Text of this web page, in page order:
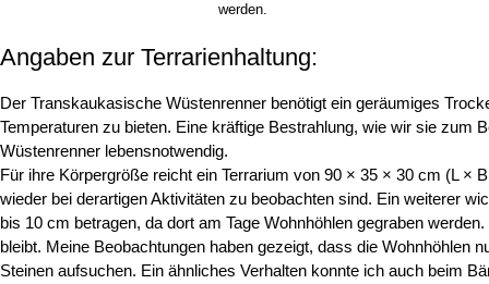
werden.
Angaben zur Terrarienhaltung:
Der Transkaukasische Wüstenrenner benötigt ein geräumiges
Temperaturen zu bieten. Eine kräftige Bestrahlung, wie wir sie zum
Wüstenrenner lebensnotwendig.
Für ihre Körpergröße reicht ein Terrarium von 90 × 35 × 30 cm (L ×
wieder bei derartigen Aktivitäten zu beobachten sind. Ein weiterer
bis 10 cm betragen, da dort am Tage Wohnhöhlen gegraben
bleibt. Meine Beobachtungen haben gezeigt, dass die Wohnhöhlen
Steinen aufsuchen. Ein ähnliches Verhalten konnte ich auch beim